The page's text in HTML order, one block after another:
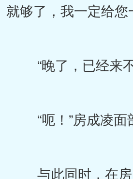
就够了，我一定给您
“晚了，已经来不
“呃！”房成凌面
与此同时，在房